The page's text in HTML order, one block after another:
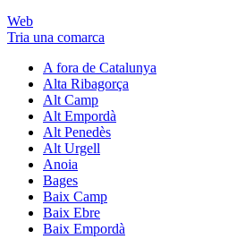
Web
Tria una comarca
A fora de Catalunya
Alta Ribagorça
Alt Camp
Alt Empordà
Alt Penedès
Alt Urgell
Anoia
Bages
Baix Camp
Baix Ebre
Baix Empordà